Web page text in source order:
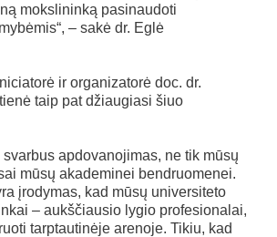
mokslininką pasinaudoti
– sakė dr. Eglė
ir organizatorė doc. dr.
taip pat džiaugiasi šiuo
svarbus apdovanojimas, ne tik mūsų
mūsų akademinei bendruomenei.
įrodymas, kad mūsų universiteto
– aukščiausio lygio profesionalai,
tarptautinėje arenoje. Tikiu, kad